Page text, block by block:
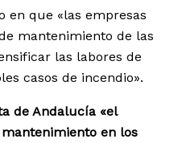
en que «las empresas
mantenimiento de las
las labores de
casos de incendio».
de Andalucía «el
en los